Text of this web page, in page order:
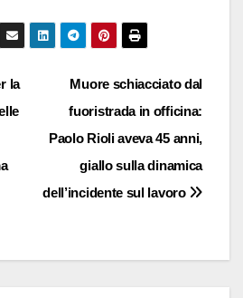
Muore schiacciato dal
fuoristrada in officina:
Paolo Rioli aveva 45 anni,
giallo sulla dinamica
dell’incidente sul lavoro
la